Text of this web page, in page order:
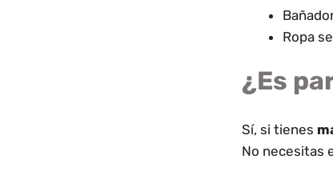
Ropa
¿Es
Sí, si tienes
No necesitas